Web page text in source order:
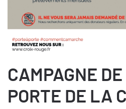
CAMPAGNE
PORTE DE LA